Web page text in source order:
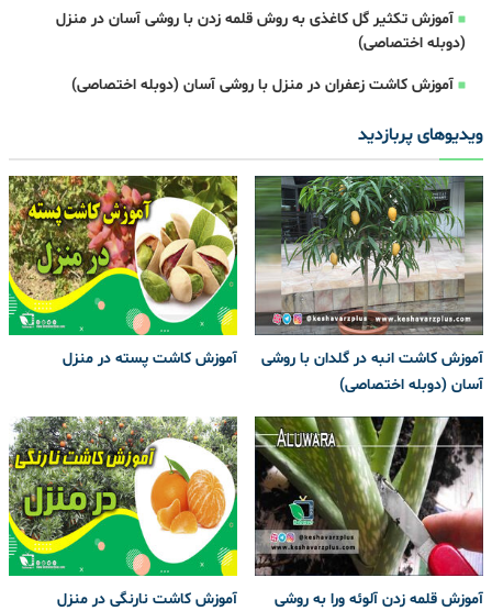
آموزش تکثیر گل کاغذی به روش قلمه زدن با روشی آسان در منزل
(دوبله اختصاصی)
آموزش کاشت زعفران در منزل با روشی آسان (دوبله اختصاصی)
ویدیوهای پربازدید
آموزش کاشت انبه در گلدان با روشی
آسان (دوبله اختصاصی)
آموزش کاشت پسته در منزل
آموزش قلمه زدن آلوئه ورا به روشی
آموزش کاشت نارنگی در منزل